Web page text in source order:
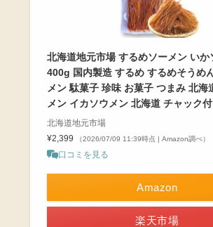
北海道地元市場 するめソーメン いか
400g 国内製造 するめ するめそうめ
メン 駄菓子 珍味 お菓子 つまみ 北海
メン イカソウメン 北海道 チャック
北海道地元市場
¥2,399
（2026/07/09 11:39時点 | Amazon調べ）
口コミを見る
Amazon
楽天市場